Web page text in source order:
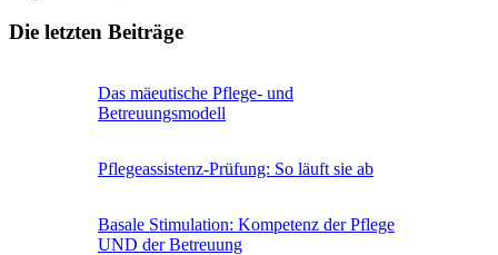
Die letzten Beiträge
Das mäeutische Pflege- und
Betreuungsmodell
Pflegeassistenz-Prüfung: So läuft sie ab
Basale Stimulation: Kompetenz der Pflege
UND der Betreuung